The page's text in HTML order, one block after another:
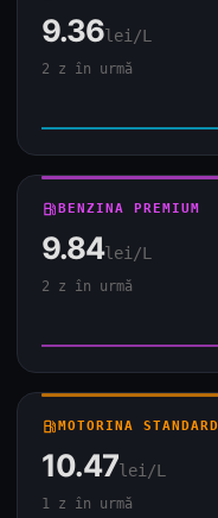
9.36lei/L
2 z în urmă
local_gas_stationBENZINA PREMIUM
9.84lei/L
2 z în urmă
local_gas_stationMOTORINA STANDARD
10.47lei/L
1 z în urmă